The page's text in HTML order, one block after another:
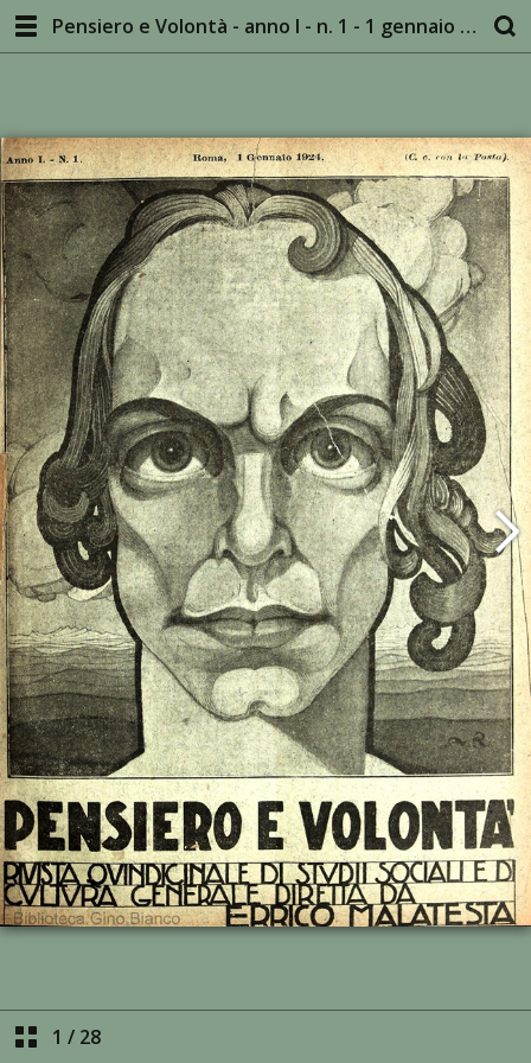
Pensiero e Volontà - anno I - n. 1 - 1 gennaio 1924
1 / 28